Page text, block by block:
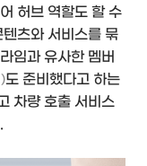
허브 역할도 할 수
츠와 서비스를 묶
임과 유사한 멤버
도 준비했다고 하는
차량 호출 서비스